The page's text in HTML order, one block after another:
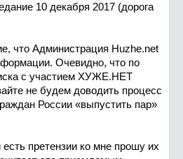
10 декабря 2017 (дорога
что Администрация Huzhe.net
Очевидно, что по
с участием ХУЖЕ.НЕТ
не будем доводить процесс
России «выпустить пар»
претензии ко мне прошу их